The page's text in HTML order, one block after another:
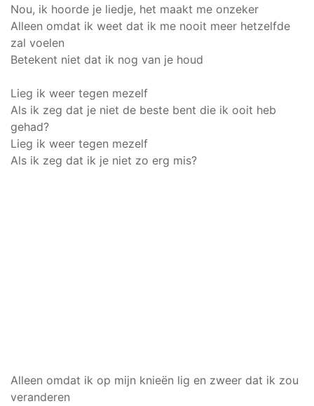
Nou, ik hoorde je liedje, het maakt me onzeker
Alleen omdat ik weet dat ik me nooit meer hetzelfde
zal voelen
Betekent niet dat ik nog van je houd
Lieg ik weer tegen mezelf
Als ik zeg dat je niet de beste bent die ik ooit heb
gehad?
Lieg ik weer tegen mezelf
Als ik zeg dat ik je niet zo erg mis?
Alleen omdat ik op mijn knieën lig en zweer dat ik zou
veranderen